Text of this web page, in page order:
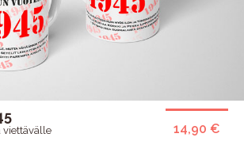
14,90 €
viettävälle